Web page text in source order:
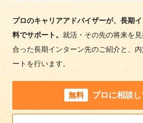
プロのキャリアアドバイザーが、長期
料でサポート。 就活・その先の将来を
合った長期インターン先のご紹介と、
ートを行います。
無料 プロに相談